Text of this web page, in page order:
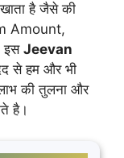
है जैसे की
Amount,
इस Jeevan
से हम और भी
की तुलना और
है।